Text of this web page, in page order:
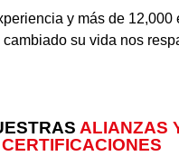
y más de 12,000
cambiado su vida nos
ALIANZAS
CERTIFICACIONES